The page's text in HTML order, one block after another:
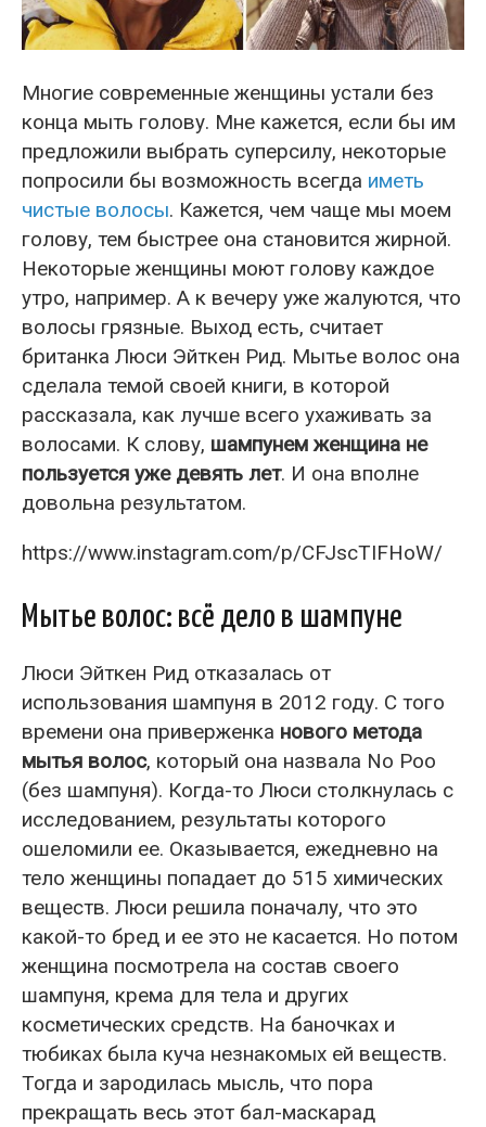
Многие современные женщины устали без
конца мыть голову. Мне кажется, если бы им
предложили выбрать суперсилу, некоторые
попросили бы возможность всегда иметь
чистые волосы. Кажется, чем чаще мы моем
голову, тем быстрее она становится жирной.
Некоторые женщины моют голову каждое
утро, например. А к вечеру уже жалуются, что
волосы грязные. Выход есть, считает
британка Люси Эйткен Рид. Мытье волос она
сделала темой своей книги, в которой
рассказала, как лучше всего ухаживать за
волосами. К слову, шампунем женщина не
пользуется уже девять лет. И она вполне
довольна результатом.
https://www.instagram.com/p/CFJscTIFHoW/
Мытье волос: всё дело в шампуне
Люси Эйткен Рид отказалась от
использования шампуня в 2012 году. С того
времени она приверженка нового метода
мытья волос, который она назвала No Poo
(без шампуня). Когда-то Люси столкнулась с
исследованием, результаты которого
ошеломили ее. Оказывается, ежедневно на
тело женщины попадает до 515 химических
веществ. Люси решила поначалу, что это
какой-то бред и ее это не касается. Но потом
женщина посмотрела на состав своего
шампуня, крема для тела и других
косметических средств. На баночках и
тюбиках была куча незнакомых ей веществ.
Тогда и зародилась мысль, что пора
прекращать весь этот бал-маскарад